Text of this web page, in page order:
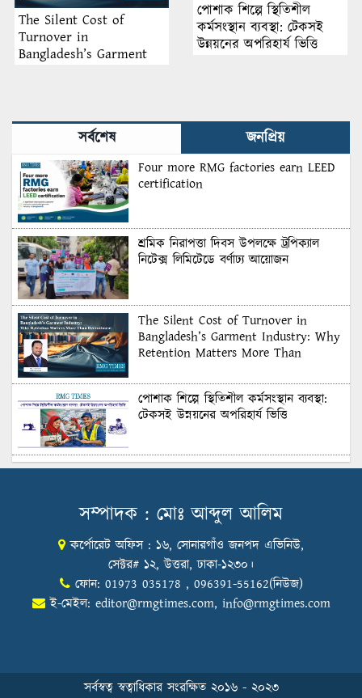
The Silent Cost of
Turnover in
Bangladesh’s Garment
পোশাক শিল্পে স্থিতিশীল
কর্মসংস্থান ব্যবস্থা: টেকসই
উন্নয়নের অপরিহার্য ভিত্তি
সর্বশেষ জনপ্রিয়
Four more RMG factories earn LEED
certification
শ্রমিক নিরাপত্তা দিবস উপলক্ষে ট্রপিক্যাল
নিটেক্স লিমিটেডে বর্ণাঢ্য আয়োজন
The Silent Cost of Turnover in
Bangladesh’s Garment Industry: Why
Retention Matters More Than
পোশাক শিল্পে স্থিতিশীল কর্মসংস্থান ব্যবস্থা:
টেকসই উন্নয়নের অপরিহার্য ভিত্তি
শুল্কের দেয়াল ভাঙার সুযোগ: মার্কিন বাজারে
Honoring Excellence: Texstream
Fashion Ltd. Rewards Best Workers–
2026
সম্পাদক : মোঃ আব্দুল আলিম
কর্পোরেট অফিস : ১৬, সোনারগাঁও জনপদ এভিনিউ,
সেক্টর# ১২, উত্তরা, ঢাকা-১২৩০।
ফোন: 01973 035178 , 096391-55162(নিউজ)
ই-মেইল: editor@rmgtimes.com, info@rmgtimes.com
সর্বস্বত্ব স্বত্বাধিকার সংরক্ষিত ২০১৬ - ২০২৩